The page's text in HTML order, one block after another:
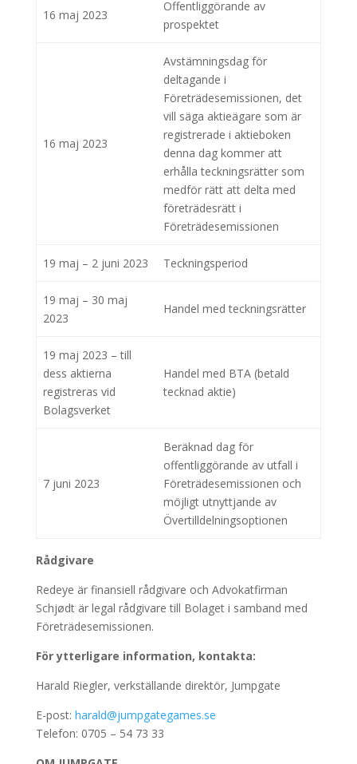
16 maj 2023
Offentliggörande av
prospektet
16 maj 2023
Avstämningsdag för
deltagande i
Företrädesemissionen, det
vill säga aktieägare som är
registrerade i aktieboken
denna dag kommer att
erhålla teckningsrätter som
medför rätt att delta med
företrädesrätt i
Företrädesemissionen
19 maj – 2 juni 2023 Teckningsperiod
19 maj – 30 maj
2023
Handel med teckningsrätter
19 maj 2023 – till
dess aktierna
registreras vid
Bolagsverket
Handel med BTA (betald
tecknad aktie)
7 juni 2023
Beräknad dag för
offentliggörande av utfall i
Företrädesemissionen och
möjligt utnyttjande av
Övertilldelningsoptionen
Rådgivare
Redeye är finansiell rådgivare och Advokatfirman
Schjødt är legal rådgivare till Bolaget i samband med
Företrädesemissionen.
För ytterligare information, kontakta:
Harald Riegler, verkställande direktör, Jumpgate
E-post: harald@jumpgategames.se
Telefon: 0705 – 54 73 33